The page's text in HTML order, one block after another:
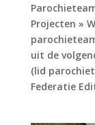
Projecten »
uit de
(lid
Federatie